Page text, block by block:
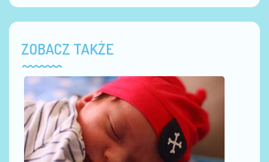
ZOBACZ TAKŻE